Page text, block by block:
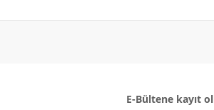
E-Bültene kayıt ol